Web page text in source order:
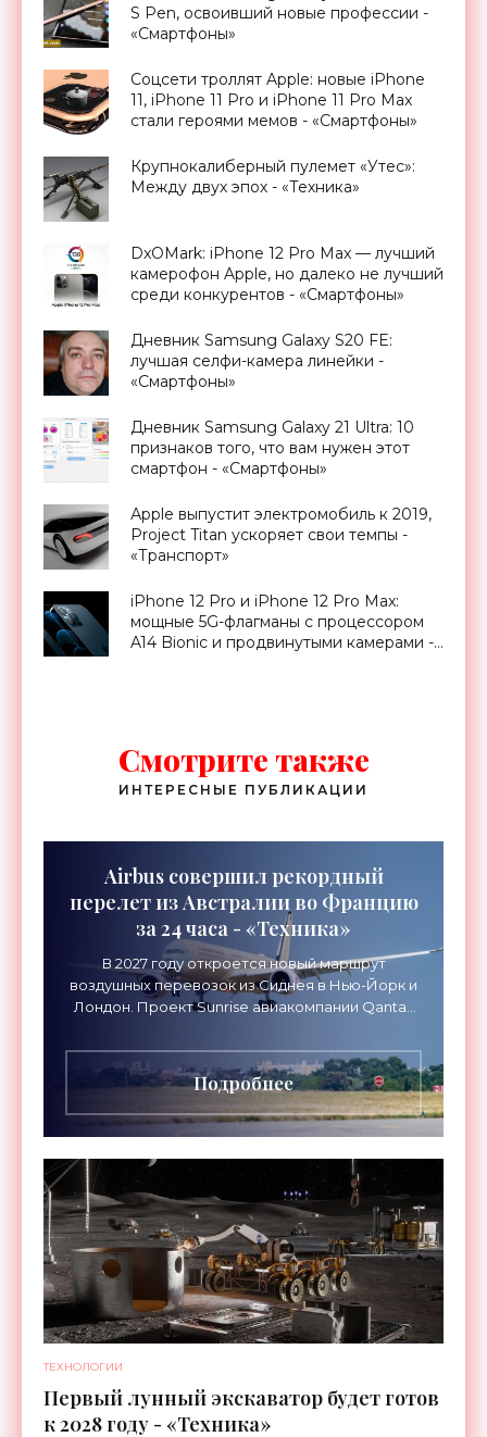
S Pen, освоивший новые профессии -
«Смартфоны»
Соцсети троллят Apple: новые iPhone
11, iPhone 11 Pro и iPhone 11 Pro Max
стали героями мемов - «Смартфоны»
Крупнокалиберный пулемет «Утес»:
Между двух эпох - «Техника»
DxOMark: iPhone 12 Pro Max — лучший
камерофон Apple, но далеко не лучший
среди конкурентов - «Смартфоны»
Дневник Samsung Galaxy S20 FE:
лучшая селфи-камера линейки -
«Смартфоны»
Дневник Samsung Galaxy 21 Ultra: 10
признаков того, что вам нужен этот
смартфон - «Смартфоны»
Аpple выпустит электромобиль к 2019,
Project Titan ускоряет свои темпы -
«Транспорт»
iPhone 12 Pro и iPhone 12 Pro Max:
мощные 5G-флагманы с процессором
A14 Bionic и продвинутыми камерами -
Смотрите также
ИНТЕРЕСНЫЕ ПУБЛИКАЦИИ
Airbus совершил рекордный
перелет из Австралии во Францию
за 24 часа - «Техника»
В 2027 году откроется новый маршрут
воздушных перевозок из Сиднея в Нью-Йорк и
Лондон. Проект Sunrise авиакомпании Qantas
длительностью до 24
Подробнее
ТЕХНОЛОГИИ
Первый лунный экскаватор будет готов
к 2028 году - «Техника»